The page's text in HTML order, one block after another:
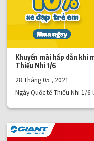
Khuyến mãi hấp dẫn khi
Thiếu Nhi 1/6
28 Tháng 05 , 2021
Ngày Quốc tế Thiếu Nhi 1/